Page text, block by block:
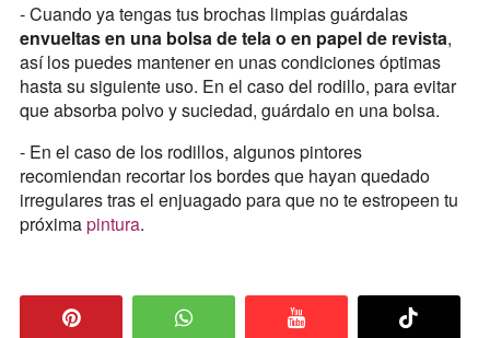
- Cuando ya tengas tus brochas limpias guárdalas
envueltas en una bolsa de tela o en papel de revista,
así los puedes mantener en unas condiciones óptimas
hasta su siguiente uso. En el caso del rodillo, para evitar
que absorba polvo y suciedad, guárdalo en una bolsa.
- En el caso de los rodillos, algunos pintores
recomiendan recortar los bordes que hayan quedado
irregulares tras el enjuagado para que no te estropeen tu
próximapintura.